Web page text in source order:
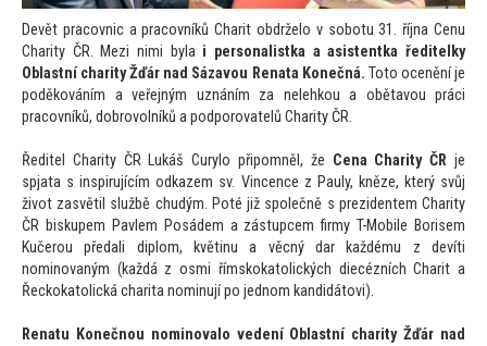
Devět pracovnic a pracovníků Charit obdrželo v sobotu 31. října Cenu
Charity ČR. Mezi nimi byla i personalistka a asistentka ředitelky
Oblastní charity Žďár nad Sázavou Renata Konečná. Toto ocenění je
poděkováním a veřejným uznáním za nelehkou a obětavou práci
pracovníků, dobrovolníků a podporovatelů Charity ČR.
Ředitel Charity ČR Lukáš Curylo připomněl, že Cena Charity ČR je
spjata s inspirujícím odkazem sv. Vincence z Pauly, kněze, který svůj
život zasvětil službě chudým. Poté již společně s prezidentem Charity
ČR biskupem Pavlem Posádem a zástupcem firmy T-Mobile Borisem
Kučerou předali diplom, květinu a věcný dar každému z devíti
nominovaným (každá z osmi římskokatolických diecézních Charit a
Řeckokatolická charita nominují po jednom kandidátovi).
Renatu Konečnou nominovalo vedení Oblastní charity Žďár nad